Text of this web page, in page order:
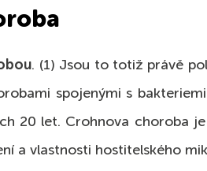
. (1) Jsou to totiž právě
spojenými s
20 let. Crohnova choroba
a vlastnosti hostitelského